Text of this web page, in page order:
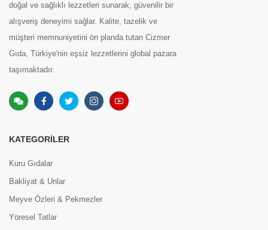
doğal ve sağlıklı lezzetleri sunarak, güvenilir bir
alışveriş deneyimi sağlar. Kalite, tazelik ve
müşteri memnuniyetini ön planda tutan Cizmer
Gıda, Türkiye'nin eşsiz lezzetlerini global pazara
taşımaktadır.
KATEGORILER
Kuru Gıdalar
Bakliyat & Unlar
Meyve Özleri & Pekmezler
Yöresel Tatlar